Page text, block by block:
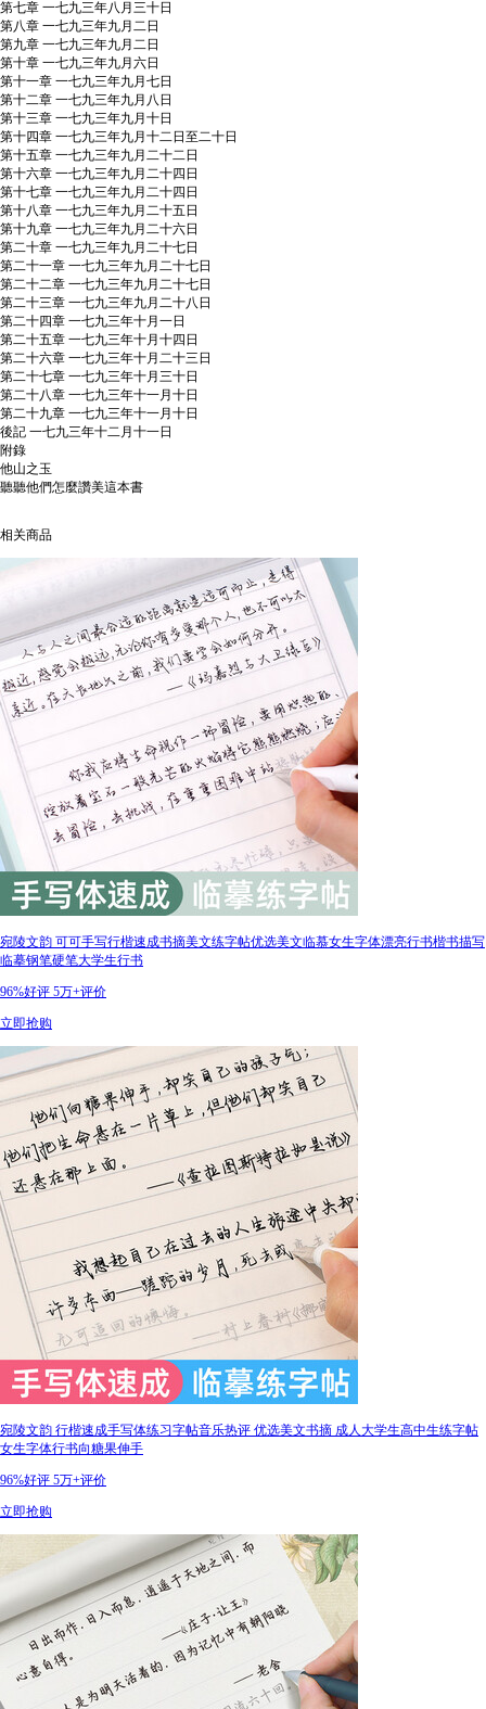
第七章 一七九三年八月三十日
第八章 一七九三年九月二日
第九章 一七九三年九月二日
第十章 一七九三年九月六日
第十一章 一七九三年九月七日
第十二章 一七九三年九月八日
第十三章 一七九三年九月十日
第十四章 一七九三年九月十二日至二十日
第十五章 一七九三年九月二十二日
第十六章 一七九三年九月二十四日
第十七章 一七九三年九月二十四日
第十八章 一七九三年九月二十五日
第十九章 一七九三年九月二十六日
第二十章 一七九三年九月二十七日
第二十一章 一七九三年九月二十七日
第二十二章 一七九三年九月二十七日
第二十三章 一七九三年九月二十八日
第二十四章 一七九三年十月一日
第二十五章 一七九三年十月十四日
第二十六章 一七九三年十月二十三日
第二十七章 一七九三年十月三十日
第二十八章 一七九三年十一月十日
第二十九章 一七九三年十一月十日
後記 一七九三年十二月十一日
附錄
他山之玉
聽聽他們怎麼讚美這本書
相关商品
宛陵文韵 可可手写行楷速成书摘美文练字帖优选美文临慕女生字体漂亮行书楷书描写
临摹钢笔硬笔大学生行书
96%好评 5万+评价
立即抢购
宛陵文韵 行楷速成手写体练习字帖音乐热评 优选美文书摘 成人大学生高中生练字帖
女生字体行书向糖果伸手
96%好评 5万+评价
立即抢购